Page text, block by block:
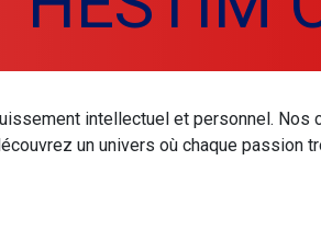
intellectuel et personnel.
un univers où chaque passion